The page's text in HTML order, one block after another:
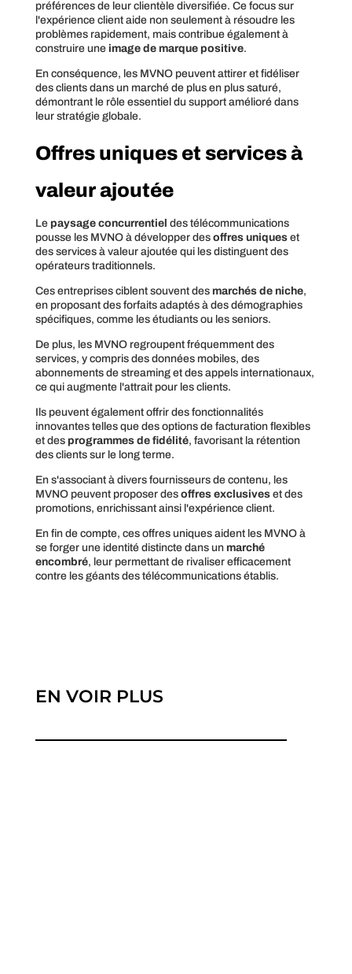
préférences de leur clientèle diversifiée. Ce focus sur
l'expérience client aide non seulement à résoudre les
problèmes rapidement, mais contribue également à
construire une image de marque positive.
En conséquence, les MVNO peuvent attirer et fidéliser
des clients dans un marché de plus en plus saturé,
démontrant le rôle essentiel du support amélioré dans
leur stratégie globale.
Offres uniques et services à
valeur ajoutée
Le paysage concurrentiel des télécommunications
pousse les MVNO à développer des offres uniqueset
des services à valeur ajoutée qui les distinguent des
opérateurs traditionnels.
Ces entreprises ciblent souvent des marchés de niche,
en proposant des forfaits adaptés à des démographies
spécifiques, comme les étudiants ou les seniors.
De plus, les MVNO regroupent fréquemment des
services, y compris des données mobiles, des
abonnements de streaming et des appels internationaux,
ce qui augmente l'attrait pour les clients.
Ils peuvent également offrir des fonctionnalités
innovantes telles que des options de facturation flexibles
et des programmes de fidélité, favorisant la rétention
des clients sur le long terme.
En s'associant à divers fournisseurs de contenu, les
MVNO peuvent proposer des offres exclusiveset des
promotions, enrichissant ainsi l'expérience client.
En fin de compte, ces offres uniques aident les MVNO à
se forger une identité distincte dans un marché
encombré, leur permettant de rivaliser efficacement
contre les géants des télécommunications établis.
EN VOIR PLUS